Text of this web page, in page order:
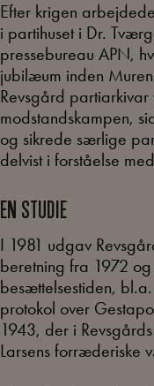
Efter krigen
i partihuset i Dr.
pressebureau APN,
jubilæum inden
Revsgård
modstandskampen,
og sikrede særlige
delvist i forståelse
EN STUDIE
I 1981 udgav
beretning fra 1972
besættelsestiden,
protokol over
1943, der i
Larsens forræderiske